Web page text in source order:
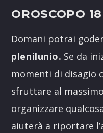
OROSCOPO
Domani potrai
plenilunio. Se da
momenti di disagio
sfruttare al
organizzare
aiuterà a riportare